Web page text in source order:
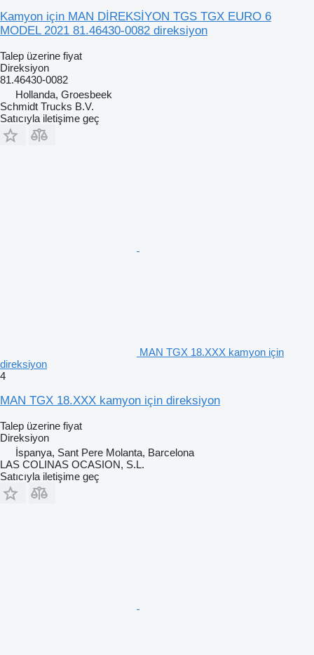
Kamyon için MAN DİREKSİYON TGS TGX EURO 6
MODEL 2021 81.46430-0082 direksiyon
Talep üzerine fiyat
Direksiyon
81.46430-0082
Hollanda, Groesbeek
Schmidt Trucks B.V.
Satıcıyla iletişime geç
MAN TGX 18.XXX kamyon için
direksiyon
4
MAN TGX 18.XXX kamyon için direksiyon
Talep üzerine fiyat
Direksiyon
İspanya, Sant Pere Molanta, Barcelona
LAS COLINAS OCASION, S.L.
Satıcıyla iletişime geç